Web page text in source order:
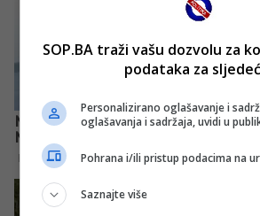
SOP.BA traži vašu dozvolu za
podataka za
Personalizirano oglašavanje i
oglašavanja i sadržaja, uvidi u
Pohrana i/ili pristup podacima na
Saznajte više